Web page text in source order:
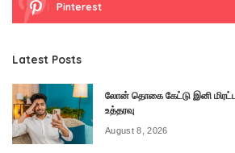
Pinterest
Latest Posts
லோன் தொகை கேட்டு இனி மிரட்ட
உத்தரவு
August 8, 2026